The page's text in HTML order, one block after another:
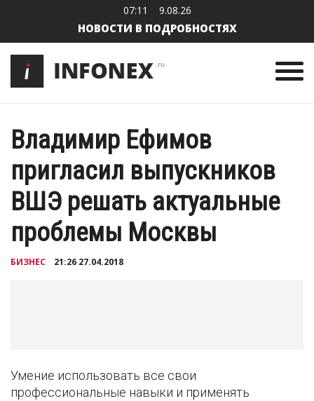
07:11 9.08.26
НОВОСТИ В ПОДРОБНОСТЯХ
Владимир Ефимов
пригласил выпускников
ВШЭ решать актуальные
проблемы Москвы
БИЗНЕС 21:26 27.04.2018
Умение использовать все свои
профессиональные навыки и применять